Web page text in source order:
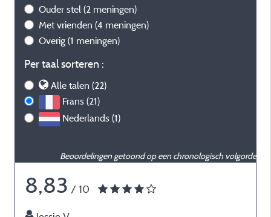
Ouder stel (2 meningen)
Met vrienden (4 meningen)
Overig (1 meningen)
Per taal sorteren :
Alle talen (22)
Frans (21)
Nederlands (1)
Beoordelingen getoond op een chronologisch volgorde
8,83 / 10